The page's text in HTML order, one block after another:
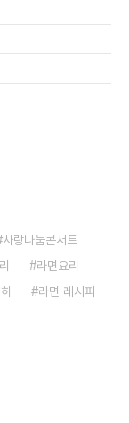
사랑나눔콘서트
라면요리
라면 레시피